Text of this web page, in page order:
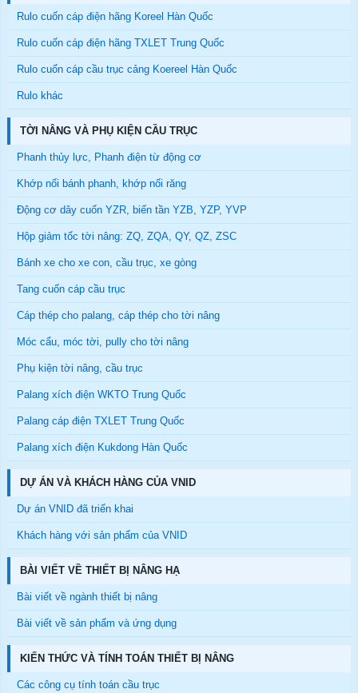
Rulo cuốn cáp điện hãng Koreel Hàn Quốc
Rulo cuốn cáp điện hãng TXLET Trung Quốc
Rulo cuốn cáp cầu trục cảng Koereel Hàn Quốc
Rulo khác
TỜI NÂNG VÀ PHỤ KIỆN CẦU TRỤC
Phanh thủy lực, Phanh điện từ động cơ
Khớp nối bánh phanh, khớp nối răng
Động cơ dây cuốn YZR, biến tần YZB, YZP, YVP
Hộp giảm tốc tời nâng: ZQ, ZQA, QY, QZ, ZSC
Bánh xe cho xe con, cầu trục, xe gòng
Tang cuốn cáp cầu trục
Cáp thép cho palang, cáp thép cho tời nâng
Móc cẩu, móc tời, pully cho tời nâng
Phụ kiện tời nâng, cầu trục
Palang xích điện WKTO Trung Quốc
Palang cáp điện TXLET Trung Quốc
Palang xích điện Kukdong Hàn Quốc
DỰ ÁN VÀ KHÁCH HÀNG CỦA VNID
Dự án VNID đã triển khai
Khách hàng với sản phẩm của VNID
BÀI VIẾT VỀ THIẾT BỊ NÂNG HẠ
Bài viết về ngành thiết bị nâng
Bài viết về sản phẩm và ứng dụng
KIẾN THỨC VÀ TÍNH TOÁN THIẾT BỊ NÂNG
Các công cụ tính toán cầu trục